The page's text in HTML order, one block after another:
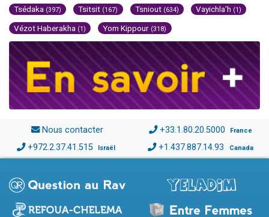
Tsédaka (397) Tsitsit (167) Tsniout (634) Vayichla'h (1)
Vézot Haberakha (1) Yom Kippour (318)
Nous contacter +33.1.80.20.5000 France
+972.2.37.41.515 Israël +1.437.887.14.93 Canada